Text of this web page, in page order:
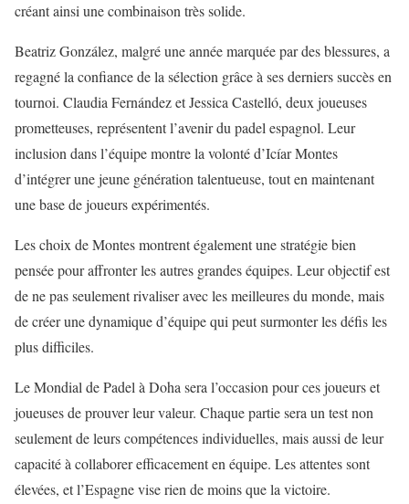
créant ainsi une combinaison très solide.
Beatriz González, malgré une année marquée par des blessures, a
regagné la confiance de la sélection grâce à ses derniers succès en
tournoi. Claudia Fernández et Jessica Castelló, deux joueuses
prometteuses, représentent l’avenir du padel espagnol. Leur
inclusion dans l’équipe montre la volonté d’Icíar Montes
d’intégrer une jeune génération talentueuse, tout en maintenant
une base de joueurs expérimentés.
Les choix de Montes montrent également une stratégie bien
pensée pour affronter les autres grandes équipes. Leur objectif est
de ne pas seulement rivaliser avec les meilleures du monde, mais
de créer une dynamique d’équipe qui peut surmonter les défis les
plus difficiles.
Le Mondial de Padel à Doha sera l’occasion pour ces joueurs et
joueuses de prouver leur valeur. Chaque partie sera un test non
seulement de leurs compétences individuelles, mais aussi de leur
capacité à collaborer efficacement en équipe. Les attentes sont
élevées, et l’Espagne vise rien de moins que la victoire.